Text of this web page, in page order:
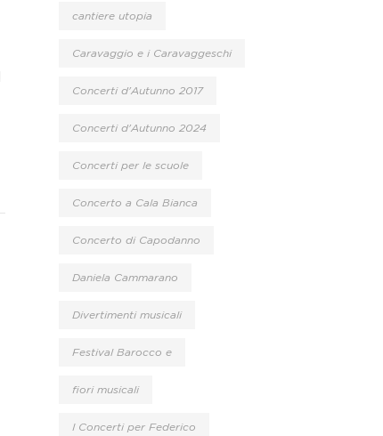
cantiere utopia
Caravaggio e i Caravaggeschi
Concerti d'Autunno 2017
Concerti d'Autunno 2024
Concerti per le scuole
Concerto a Cala Bianca
Concerto di Capodanno
Daniela Cammarano
Divertimenti musicali
Festival Barocco e
fiori musicali
I Concerti per Federico